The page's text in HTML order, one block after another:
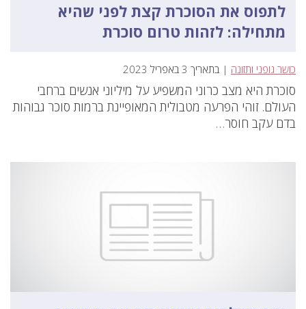
לתפוס את הסוכרת קצת לפני שהיא
מתחילה: לזהות טרום סוכרת
כושר גופני ותזונה | בתאריך 3 באפריל 2023
סוכרת היא מצב כרוני המשפיע על מיליוני אנשים ברחבי
העולם. זוהי הפרעה מטבולית המאופיינת ברמות סוכר גבוהות
בדם עקב חוסר…